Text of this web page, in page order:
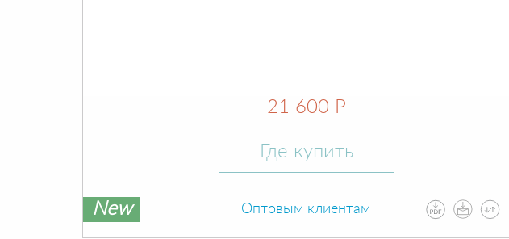
21 600 Р
Где купить
New Оптовым клиентам